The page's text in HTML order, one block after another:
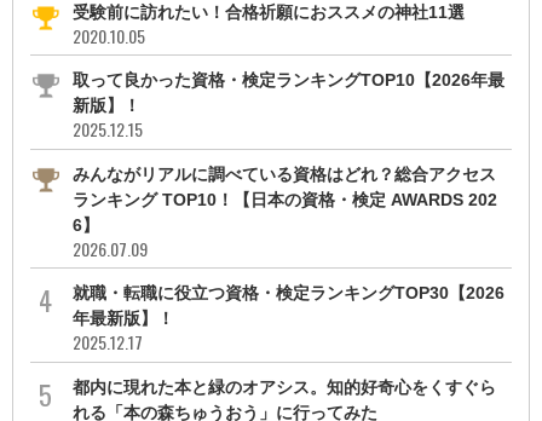
受験前に訪れたい！合格祈願におススメの神社11選
2020.10.05
取って良かった資格・検定ランキングTOP10【2026年最
新版】！
2025.12.15
みんながリアルに調べている資格はどれ？総合アクセス
ランキング TOP10！【日本の資格・検定 AWARDS 202
6】
2026.07.09
就職・転職に役立つ資格・検定ランキングTOP30【2026
年最新版】！
2025.12.17
都内に現れた本と緑のオアシス。知的好奇心をくすぐら
れる「本の森ちゅうおう」に行ってみた